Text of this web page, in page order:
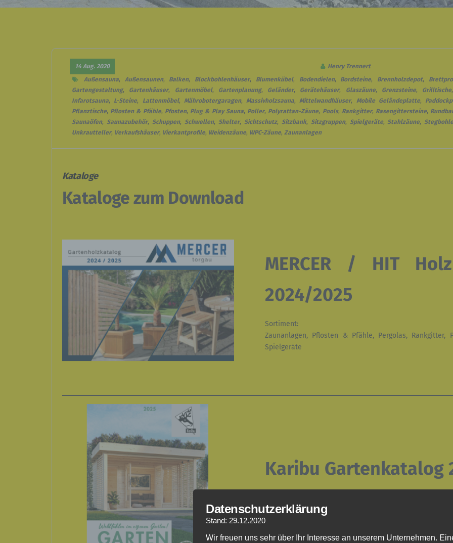
14 Aug. 2020 Henry Trennert
Außensauna, Außensaunen, Balken, Blockbohlenhäuser, Blumenkübel, Bodendielen, Bordsteine, Brennholzdepot,
Gartengestaltung, Gartenhäuser, Gartenmöbel, Gartenplanung, Geländer, Gerätehäuser, Glaszäune, Grenzsteine, Grilltische
Infarotsauna, L-Steine, Lattenmöbel, Mährobotergaragen, Massivholzsauna,Mittelwandhäuser, Mobile Geländeplatte,
Pflanztische, Pflosten & Pfähle, Pfosten, Plug & Play Sauna, Poller, Polyrattan-Zäune, Pools, Rankgitter, Rasengittersteine,
Saunaöfen, Saunazubehör, Schuppen, Schwellen, Shelter, Sichtschutz, Sitzbank, Sitzgruppen, Spielgeräte, Stahlzäune,
Unkrautteller, Verkaufshäuser, Vierkantprofile, Weidenzäune, WPC-Zäune, Zaunanlagen
Kataloge
Kataloge zum Download
MERCER / HIT
2024/2025
Sortiment:
Zaunanlagen, Pflosten & Pfähle, Pergolas, Rankgitter,
Spielgeräte
Karibu Gartenkatalog
Spielgeräte, Gartenhäuser, Gerätehäuser, Pavillons,
Garagen, Pools, Außensaunen
Datenschutzerklärung
Stand: 29.12.2020
Wir freuen uns sehr über Ihr Interesse an unserem Unternehmen.